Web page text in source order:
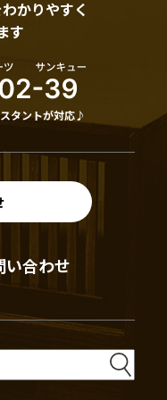
かりやすく
す
タントが対応♪
い合わせ